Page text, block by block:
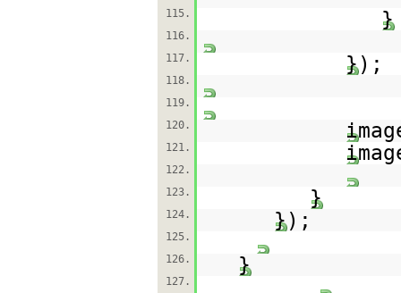
115.
}
116.
117.
});
118.
119.
120.
121.
122.
123.
}
124. });
125.
126.
}
127.